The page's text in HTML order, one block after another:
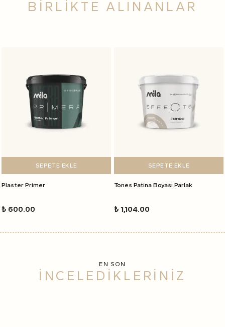
BİRLİKTE ALINANLAR
SEPETE EKLE
Plaster Primer
₺ 600.00
SEPETE EKLE
Tones Patina Boyası Parlak
₺ 1,104.00
EN SON
İNCELEDİKLERİNİZ